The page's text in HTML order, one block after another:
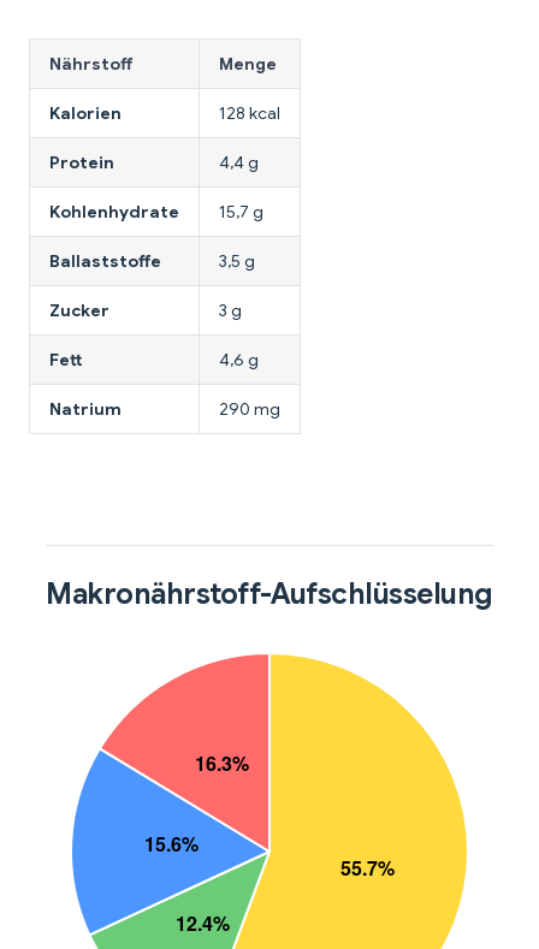
Nährstoff Menge
Kalorien 128 kcal
Protein 4,4 g
Kohlenhydrate 15,7 g
Ballaststoffe 3,5 g
Zucker 3 g
Fett 4,6 g
Natrium 290 mg
Makronährstoff-Aufschlüsselung